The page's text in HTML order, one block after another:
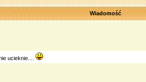
Wiadomość
ucieknie....